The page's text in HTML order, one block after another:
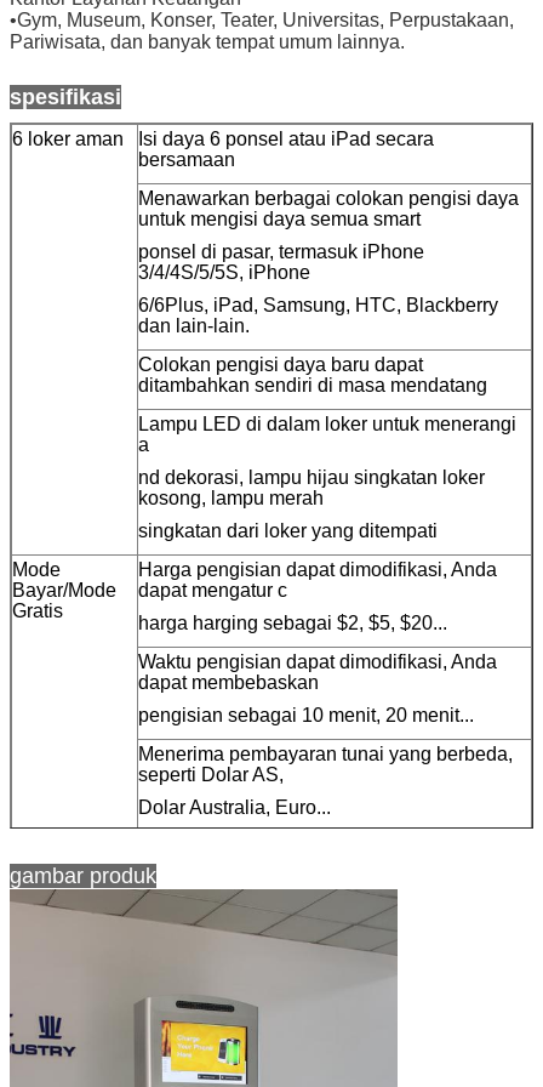
•Gym, Museum, Konser, Teater, Universitas, Perpustakaan,
Pariwisata, dan banyak tempat umum lainnya.
spesifikasi
6 loker aman
Isi daya 6 ponsel atau iPad secara
bersamaan
Menawarkan berbagai colokan pengisi daya
untuk mengisi daya semua smart
ponsel di pasar, termasuk iPhone
3/4/4S/5/5S, iPhone
6/6Plus, iPad, Samsung, HTC, Blackberry
dan lain-lain.
Colokan pengisi daya baru dapat
ditambahkan sendiri di masa mendatang
Lampu LED di dalam loker untuk menerangi
a
nd dekorasi, lampu hijau singkatan loker
kosong, lampu merah
singkatan dari loker yang ditempati
Mode
Bayar/Mode
Gratis
Harga pengisian dapat dimodifikasi, Anda
dapat mengatur c
harga harging sebagai $2, $5, $20...
Waktu pengisian dapat dimodifikasi, Anda
dapat membebaskan
pengisian sebagai 10 menit, 20 menit...
Menerima pembayaran tunai yang berbeda,
seperti Dolar AS,
Dolar Australia, Euro...
seperti magstripe
kartu, kartu chip, kartu RFID...
Tampilkan instruksi operasi dan iklan
Mendukung multi bahasa
Mendukung antarmuka pengguna khusus
gambar produk